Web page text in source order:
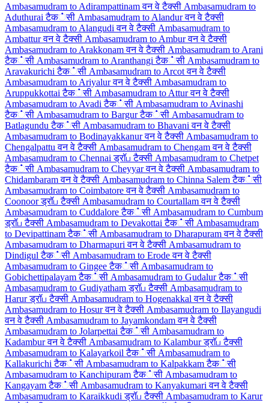
Ambasamudram to Adirampattinam वन वे टैक्सी Ambasamudram to
Aduthurai टैक்सी Ambasamudram to Alandur वन वे टैक्सी
Ambasamudram to Alangudi वन वे टैक्सी Ambasamudram to
Ambattur वन वे टैक्सी Ambasamudram to Ambur वन वे टैक्सी
Ambasamudram to Arakkonam वन वे टैक्सी Ambasamudram to Arani
टैक்सी Ambasamudram to Aranthangi टैक்सी Ambasamudram to
Aravakurichi टैक்सी Ambasamudram to Arcot वन वे टैक्सी
Ambasamudram to Ariyalur वन वे टैक्सी Ambasamudram to
Aruppukkottai टैक்सी Ambasamudram to Attur वन वे टैक्सी
Ambasamudram to Avadi टैक்सी Ambasamudram to Avinashi
टैक்सी Ambasamudram to Bargur टैक்सी Ambasamudram to
Batlagundu टैक்सी Ambasamudram to Bhavani वन वे टैक्सी
Ambasamudram to Bodinayakkanur वन वे टैक्सी Ambasamudram to
Chengalpattu वन वे टैक्सी Ambasamudram to Chengam वन वे टैक्सी
Ambasamudram to Chennai ड्रॉப टैक्सी Ambasamudram to Chetpet
टैक்सी Ambasamudram to Cheyyar वन वे टैक्सी Ambasamudram to
Chidambaram वन वे टैक्सी Ambasamudram to Chinna Salem टैक்सी
Ambasamudram to Coimbatore वन वे टैक्सी Ambasamudram to
Coonoor ड्रॉப टैक्सी Ambasamudram to Courtallam वन वे टैक्सी
Ambasamudram to Cuddalore टैक்सी Ambasamudram to Cumbum
ड्रॉப टैक्सी Ambasamudram to Devakottai टैक்सी Ambasamudram
to Devipattinam टैक்सी Ambasamudram to Dharapuram वन वे टैक्सी
Ambasamudram to Dharmapuri वन वे टैक्सी Ambasamudram to
Dindigul टैक்सी Ambasamudram to Erode वन वे टैक्सी
Ambasamudram to Gingee टैक்सी Ambasamudram to
Gobichettipalayam टैक்सी Ambasamudram to Gudalur टैक்सी
Ambasamudram to Gudiyatham ड्रॉப टैक्सी Ambasamudram to
Harur ड्रॉப टैक्सी Ambasamudram to Hogenakkal वन वे टैक्सी
Ambasamudram to Hosur वन वे टैक्सी Ambasamudram to Ilayangudi
वन वे टैक्सी Ambasamudram to Jayamkondam वन वे टैक्सी
Ambasamudram to Jolarpettai टैक்सी Ambasamudram to
Kadambur वन वे टैक्सी Ambasamudram to Kalambur ड्रॉப टैक्सी
Ambasamudram to Kalayarkoil टैक்सी Ambasamudram to
Kallakurichi टैक்सी Ambasamudram to Kalpakkam टैक்सी
Ambasamudram to Kanchipuram टैक்सी Ambasamudram to
Kangayam टैक்सी Ambasamudram to Kanyakumari वन वे टैक्सी
Ambasamudram to Karaikkudi ड्रॉப टैक्सी Ambasamudram to Karur